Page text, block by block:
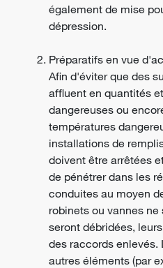
également de mise
dépression.
Préparatifs en vue
Afin d'éviter que des
affluent en quantités
dangereuses ou
températures
installations de
doivent être arrêtées
de pénétrer dans les
conduites au moyen
robinets ou vannes
seront débridées,
des raccords enlevés.
autres éléments (par